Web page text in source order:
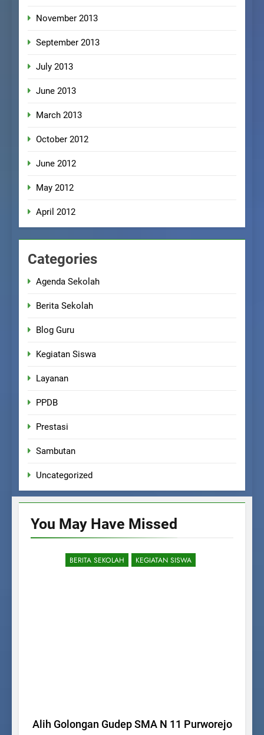
November 2013
September 2013
July 2013
June 2013
March 2013
October 2012
June 2012
May 2012
April 2012
Categories
Agenda Sekolah
Berita Sekolah
Blog Guru
Kegiatan Siswa
Layanan
PPDB
Prestasi
Sambutan
Uncategorized
You May Have Missed
BERITA SEKOLAH KEGIATAN SISWA
Alih Golongan Gudep SMA N 11 Purworejo